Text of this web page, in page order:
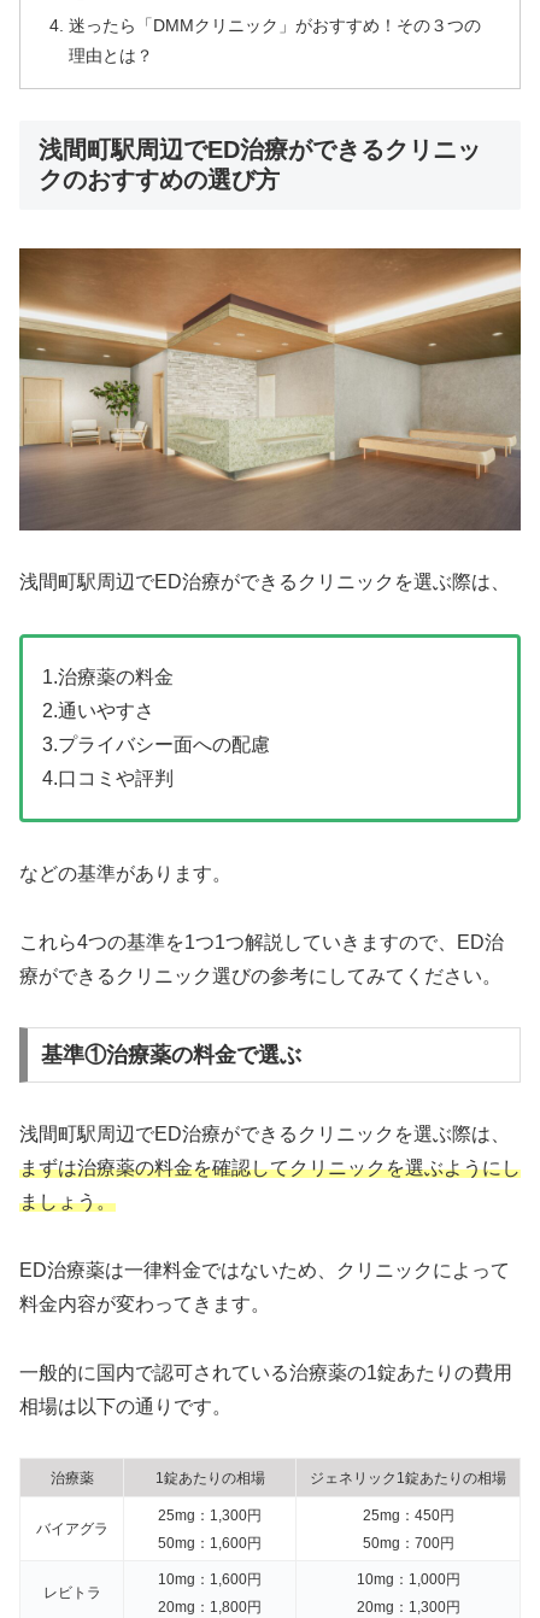
迷ったら「DMMクリニック」がおすすめ！その３つの
理由とは？
浅間町駅周辺でED治療ができるクリニッ
クのおすすめの選び方
浅間町駅周辺でED治療ができるクリニックを選ぶ際は、
1.治療薬の料金
2.通いやすさ
3.プライバシー面への配慮
4.口コミや評判
などの基準があります。
これら4つの基準を1つ1つ解説していきますので、ED治
療ができるクリニック選びの参考にしてみてください。
基準①治療薬の料金で選ぶ
浅間町駅周辺でED治療ができるクリニックを選ぶ際は、
まずは治療薬の料金を確認してクリニックを選ぶようにし
ましょう。
ED治療薬は一律料金ではないため、クリニックによって
料金内容が変わってきます。
一般的に国内で認可されている治療薬の1錠あたりの費用
相場は以下の通りです。
治療薬 1錠あたりの相場 ジェネリック1錠あたりの相場
バイアグラ
25mg：1,300円
50mg：1,600円
25mg：450円
50mg：700円
レビトラ
10mg：1,600円
20mg：1,800円
10mg：1,000円
20mg：1,300円